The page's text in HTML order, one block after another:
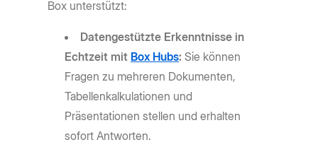
Box unterstützt:
Datengestützte Erkenntnisse in
Echtzeit mit Box Hubs: Sie können
Fragen zu mehreren Dokumenten,
Tabellenkalkulationen und
Präsentationen stellen und erhalten
sofort Antworten.